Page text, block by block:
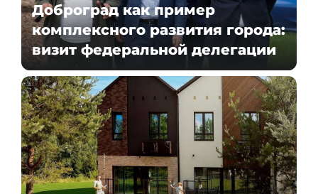
Доброград как пример
комплексного развития города:
визит федеральной делегации